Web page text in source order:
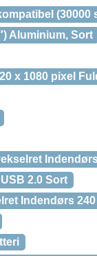
(30000
Aluminium, Sort
x 1080 pixel
2.0 Sort
Indendørs